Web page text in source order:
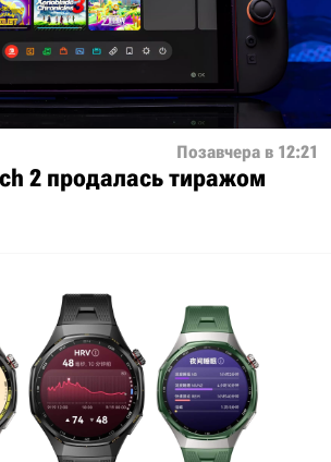
Позавчера в 12:21
2 продалась тиражом